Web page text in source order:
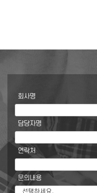
회사명
담당자명
연락처
문의내용